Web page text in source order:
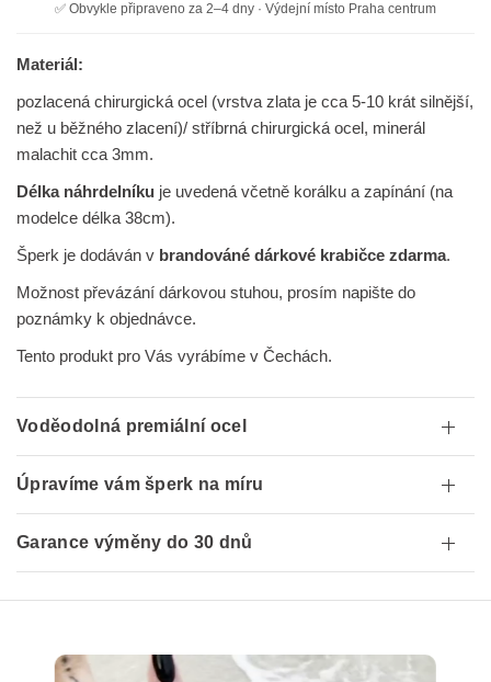
✅ Obvykle připraveno za 2–4 dny · Výdejní místo Praha centrum
Materiál:
pozlacená chirurgická ocel (vrstva zlata je cca 5-10 krát silnější,
než u běžného zlacení)/ stříbrná chirurgická ocel, minerál
malachit cca 3mm.
Délka náhrdelníku je uvedená včetně korálku a zapínání (na
modelce délka 38cm).
Šperk je dodáván v brandováné dárkové krabičce zdarma.
Možnost převázání dárkovou stuhou, prosím napište do
poznámky k objednávce.
Tento produkt pro Vás vyrábíme v Čechách.
Voděodolná premiální ocel
Úpravíme vám šperk na míru
Garance výměny do 30 dnů